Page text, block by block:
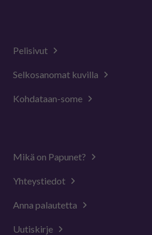
Pelisivut
Selkosanomat kuvilla
Kohdataan-some
Mikä on Papunet?
Yhteystiedot
Anna palautetta
Uutiskirje